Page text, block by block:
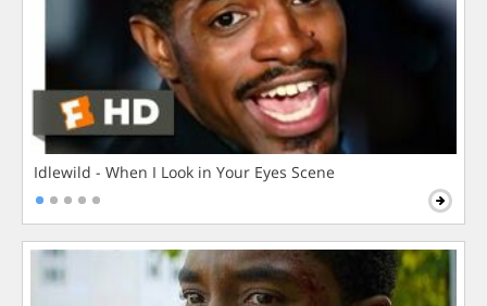
Idlewild - When I Look in Your Eyes Scene